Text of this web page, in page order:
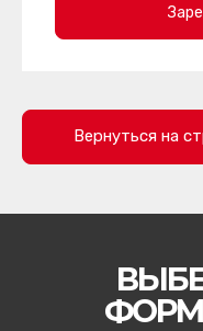
Вернуться на